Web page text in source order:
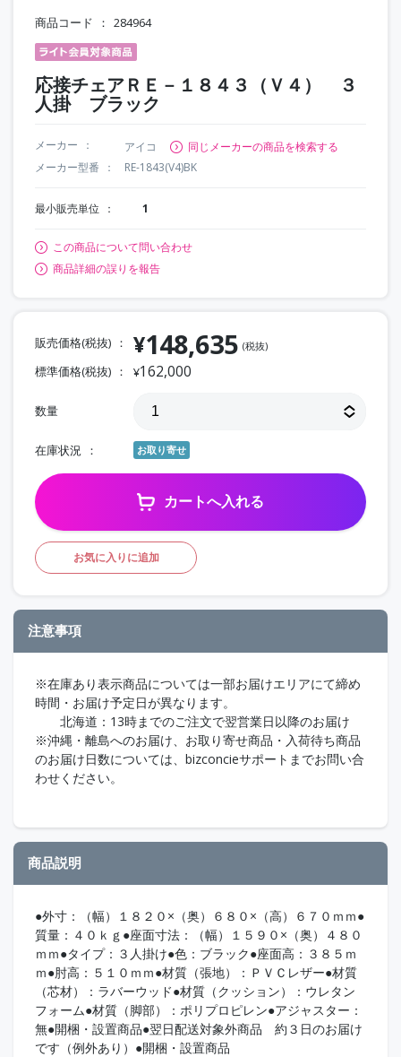
商品コード 284964
応接チェアＲＥ－１８４３（Ｖ４） ３
人掛 ブラック
メーカー アイコ
同じメーカーの商品を検索する
メーカー型番
RE-1843(V4)BK
最小販売単位 1
この商品について問い合わせ
商品詳細の誤りを報告
販売価格(税抜) ¥148,635 (税抜)
標準価格(税抜) ¥162,000
数量
在庫状況 お取り寄せ
カートへ入れる
お気に入りに追加
注意事項
※在庫あり表示商品については一部お届けエリアにて締め
時間・お届け予定日が異なります。
北海道：13時までのご注文で翌営業日以降のお届け
※沖縄・離島へのお届け、お取り寄せ商品・入荷待ち商品
のお届け日数については、bizconcieサポートまでお問い合
わせください。
商品説明
●外寸：（幅）１８２０×（奥）６８０×（高）６７０ｍｍ●
質量：４０ｋｇ●座面寸法：（幅）１５９０×（奥）４８０
ｍｍ●タイプ：３人掛け●色：ブラック●座面高：３８５ｍ
ｍ●肘高：５１０ｍｍ●材質（張地）：ＰＶＣレザー●材質
（芯材）：ラバーウッド●材質（クッション）：ウレタン
フォーム●材質（脚部）：ポリプロピレン●アジャスター：
無●開梱・設置商品●翌日配送対象外商品 約３日のお届け
です（例外あり）●開梱・設置商品